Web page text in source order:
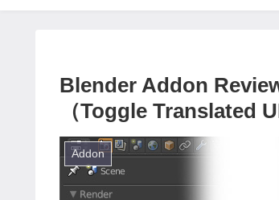
Blender Addon
（Toggle Translated UI
Addon